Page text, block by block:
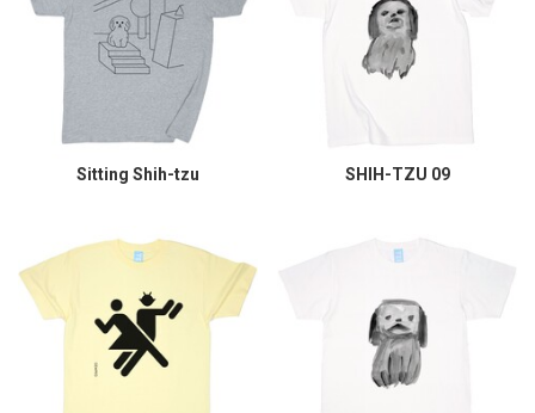
Sitting Shih-tzu SHIH-TZU 09